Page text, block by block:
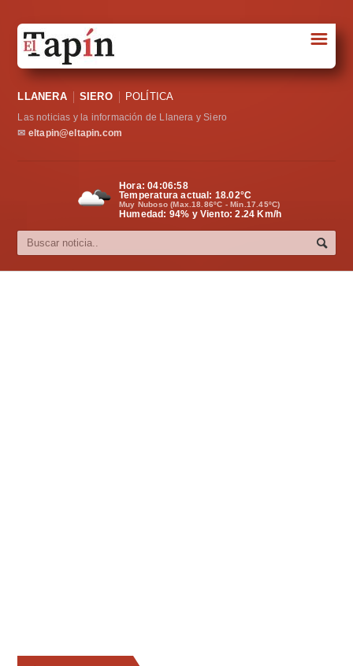
Sociedad
Política
Cultura
☰
LLANERA SIERO POLÍTICA
Las noticias y la información de Llanera y Siero
✉ eltapin@eltapin.com
Hora:04:06:59
Temperatura actual: 18.02°C
Muy Nuboso (Max.18.86ºC - Min.17.45ºC)
Humedad: 94% y Viento: 2.24 Km/h